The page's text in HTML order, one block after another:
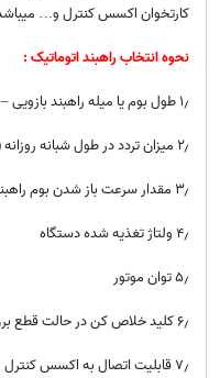
کارتخوان اکسس کنترل و…
نحوه انتخاب راهبند اتوماتیک :
۱٫ طول بوم یا میله راهبند بازویی – اهرمی
۲٫ میزان تردد در طول شبانه روزانه ( ورودی و خروجی خودرو )
۳٫ مقدار سرعت باز شدن بوم راهبند
۴٫ ولتاژ تغذیه شده دستگاه
۵٫ توان موتور
۶٫ کلید خلاص کن در حالت قطع برق
۷٫ قابلیت اتصال به اکسس کنترل ها و چشمی ها و…